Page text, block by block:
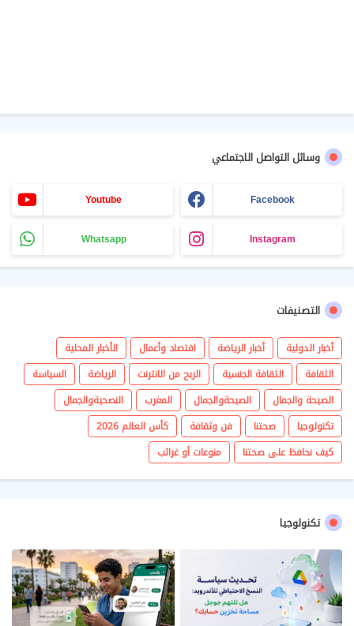
وسائل التواصل الاجتماعي
Youtube Facebook
Whatsapp Instagram
التصنيفات
أخبار الدولية أخبار الرياضة اقتصاد وأعمال
الأخبار المحلية
الثقافة
الثقافة الجنسية الربح من الانترنت الرياضة
السياسة
الصيحة والجمال
الصيحةوالجمال المغرب
النصحيةوالجمال
تكنولوجيا
صحتنا فن وثقافة
كأس العالم 2026
كيف نحافظ على صحتنا
منوعات أو غرائب
تكنولوجيا